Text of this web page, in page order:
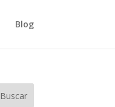
Blog
Buscar